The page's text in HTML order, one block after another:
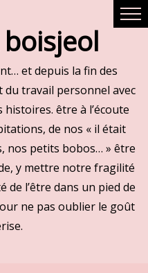
et depuis la fin des
du travail personnel avec
être à l’écoute
de nos « il était
nos petits bobos… » être
y mettre notre fragilité
de l’être dans un pied de
ne pas oublier le goût